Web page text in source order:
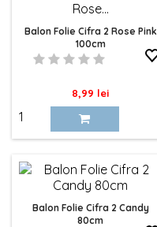
Balon Folie Cifra 2 Rose Pink
100cm
Pret
8,99 lei
Balon Folie Cifra 2 Candy
80cm